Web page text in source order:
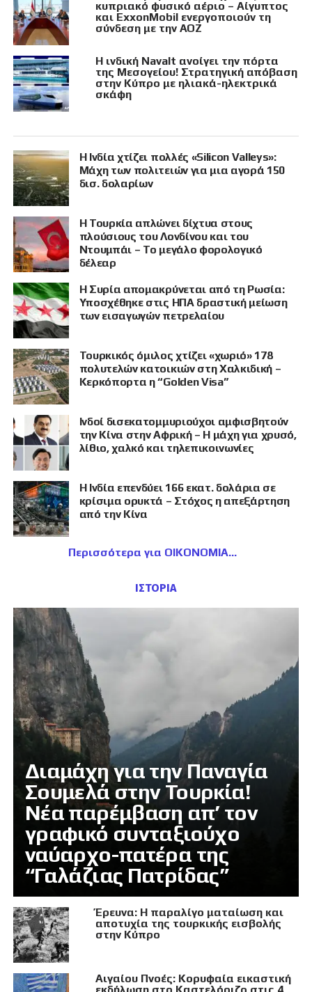
κυπριακό φυσικό αέριο – Αίγυπτος
και ExxonMobil ενεργοποιούν τη
σύνδεση με την ΑΟΖ
Η ινδική Navalt ανοίγει την πόρτα
της Μεσογείου! Στρατηγική απόβαση
στην Κύπρο με ηλιακά-ηλεκτρικά
σκάφη
Η Ινδία χτίζει πολλές «Silicon Valleys»:
Μάχη των πολιτειών για μια αγορά 150
δισ. δολαρίων
Η Τουρκία απλώνει δίχτυα στους
πλούσιους του Λονδίνου και του
Ντουμπάι – Το μεγάλο φορολογικό
δέλεαρ
Η Συρία απομακρύνεται από τη Ρωσία:
Υποσχέθηκε στις ΗΠΑ δραστική μείωση
των εισαγωγών πετρελαίου
Τουρκικός όμιλος χτίζει «χωριό» 178
πολυτελών κατοικιών στη Χαλκιδική –
Κερκόπορτα η “Golden Visa”
Ινδοί δισεκατομμυριούχοι αμφισβητούν
την Κίνα στην Αφρική – Η μάχη για χρυσό,
λίθιο, χαλκό και τηλεπικοινωνίες
Η Ινδία επενδύει 166 εκατ. δολάρια σε
κρίσιμα ορυκτά – Στόχος η απεξάρτηση
από την Κίνα
Περισσότερα για ΟΙΚΟΝΟΜΙΑ
ΙΣΤΟΡΙΑ
Διαμάχη για την Παναγία
Σουμελά στην Τουρκία!
Νέα παρέμβαση απ’ τον
γραφικό συνταξιούχο
ναύαρχο-πατέρα της
“Γαλάζιας Πατρίδας”
Έρευνα: Η παραλίγο ματαίωση και
αποτυχία της τουρκικής εισβολής
στην Κύπρο
Αιγαίου Πνοές: Κορυφαία εικαστική